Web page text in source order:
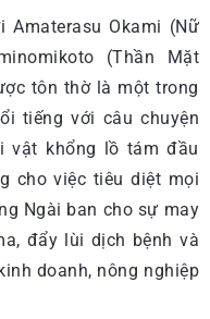
Amaterasu Okami (Nữ
(Thần Mặt
tôn thờ là một trong
tiếng với câu chuyện
vật khổng lồ tám đầu
cho việc tiêu diệt mọi
Ngài ban cho sự may
đẩy lùi dịch bệnh và
doanh, nông nghiệp